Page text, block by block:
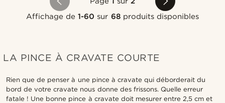
Affichage de1-60 sur 68produits disponibles
LA PINCE À CRAVATE COURTE
Rien que de penser à une pince à cravate qui déborderait du
bord de votre cravate nous donne des frissons. Quelle erreur
fatale ! Une bonne pince à cravate doit mesurer entre 2,5 cm et